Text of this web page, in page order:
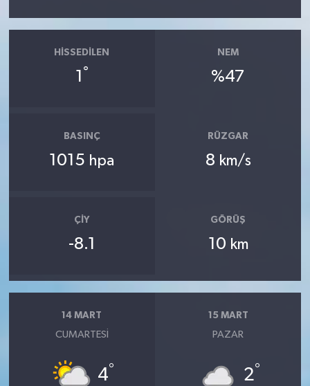
HISSEDILEN
1 °
NEM
%47
BASINÇ
1015 hpa
RÜZGAR
8 km/s
ÇIY
-8.1
GÖRÜŞ
10 km
14 MART
CUMARTESI
4°
15 MART
PAZAR
2°